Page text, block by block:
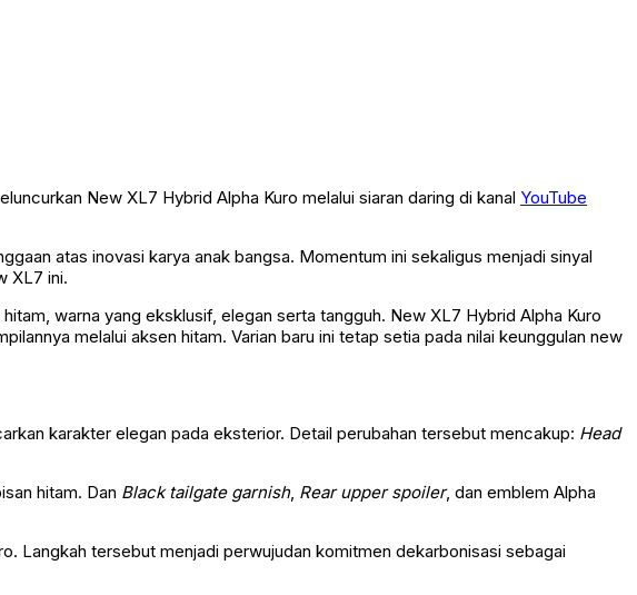
New XL7 Hybrid Alpha Kuro melalui siaran daring di kanal YouTube
atas inovasi karya anak bangsa. Momentum ini sekaligus menjadi sinyal
XL7 ini.
warna yang eksklusif, elegan serta tangguh. New XL7 Hybrid Alpha Kuro
melalui aksen hitam. Varian baru ini tetap setia pada nilai keunggulan new
karakter elegan pada eksterior. Detail perubahan tersebut mencakup: Head
hitam. Dan Black tailgate garnish, Rear upper spoiler, dan emblem Alpha
Langkah tersebut menjadi perwujudan komitmen dekarbonisasi sebagai